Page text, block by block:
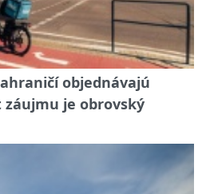
objednávajú
záujmu je obrovský